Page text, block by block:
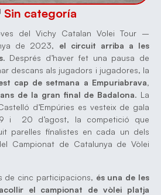
Sin categoría
del Vichy Catalan Volei Tour –
de 2023, el circuit arriba a les
. Després d’haver fet una pausa de
descans als jugadors i jugadores, la
cap de setmana a Empuriabrava,
de la gran final de Badalona. La
d’Empúries es vesteix de gala
i 20 d’agost, la competició que
parelles finalistes en cada un dels
Campionat de Catalunya de Vòlei
de cinc participacions, és una de les
el campionat de vòlei platja